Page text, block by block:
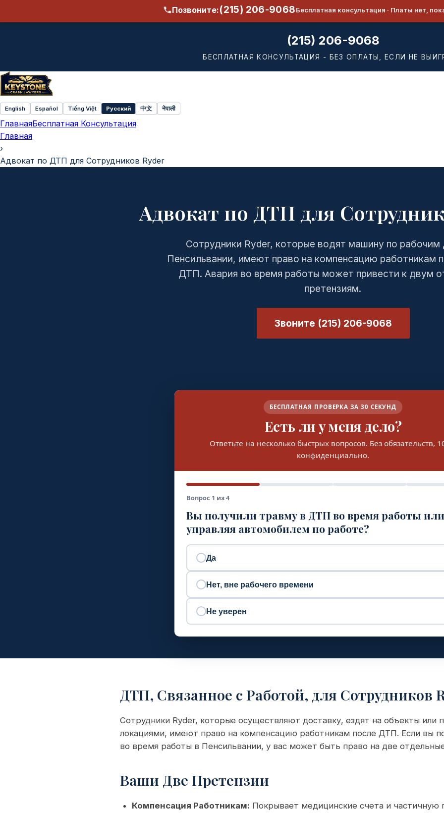
Позвоните:(215) 206-9068Бесплатная консультация · Платы нет,
(215) 206-9068
БЕСПЛАТНАЯ КОНСУЛЬТАЦИЯ - БЕЗ ОПЛАТЫ, ЕСЛИ НЕ
Select
language
English Español Tiếng Việt Русский 中文 नेपाली
ГлавнаяБесплатная Консультация
Главная
›
Адвокат по ДТП для Сотрудников Ryder
Адвокат по ДТП для
Сотрудники Ryder, которые водят машину по рабочим
Пенсильвании, имеют право на компенсацию работникам
ДТП. Авария во время работы может привести к двум
претензиям.
Звоните (215) 206-9068
БЕСПЛАТНАЯ ПРОВЕРКА ЗА 30 СЕКУНД
Есть ли у меня дело?
Ответьте на несколько быстрых вопросов. Без обязательств,
конфиденциально.
Вопрос 1 из 4
Вы получили травму в ДТП во время работы или
управляя автомобилем по работе?
Да
Нет, вне рабочего времени
Не уверен
ДТП, Связанное с Работой, для Сотрудников
Сотрудники Ryder, которые осуществляют доставку, ездят на объекты
локациями, имеют право на компенсацию работникам после ДТП. Если вы
во время работы в Пенсильвании, у вас может быть право на две
Ваши Две Претензии
Компенсация Работникам: Покрывает медицинские счета и